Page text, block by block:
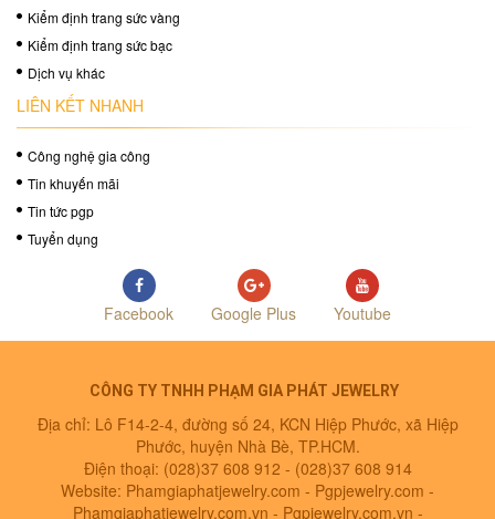
Kiểm định trang sức vàng
Kiểm định trang sức bạc
Dịch vụ khác
LIÊN KẾT NHANH
Công nghệ gia công
Tin khuyến mãi
Tin tức pgp
Tuyển dụng
Facebook Google Plus Youtube
CÔNG TY TNHH PHẠM GIA PHÁT JEWELRY
Địa chỉ: Lô F14-2-4, đường số 24, KCN Hiệp Phước, xã Hiệp
Phước, huyện Nhà Bè, TP.HCM.
Điện thoại: (028)37 608 912 - (028)37 608 914
Website: Phamgiaphatjewelry.com - Pgpjewelry.com -
Phamgiaphatjewelry.com.vn - Pgpjewelry.com.vn -